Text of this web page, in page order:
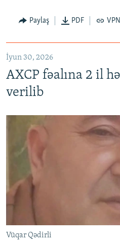
Paylaş PDF
İyun 30, 2026
AXCP fəalına 2 il
verilib
Vüqar Qədirli